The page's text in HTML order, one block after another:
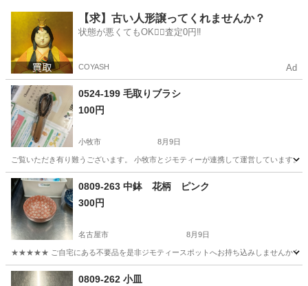
食器 ADELEX
【求】古い人形譲ってくれませんか？
状態が悪くてもOK🙆‍♀️査定0円‼️
COYASH Ad
0524-199 毛取りブラシ
100円
小牧市 8月9日
ご覧いただき有り難うございます。 小牧市とジモティーが連携して運営していま
愛知 小牧市 リユース
0809-263 中鉢 花柄 ピンク
300円
名古屋市 8月9日
★★★★★ ご自宅にある不要品を是非ジモティースポットへお持ち込みしませんか？
愛知 名古屋市 現地
0809-262 小皿